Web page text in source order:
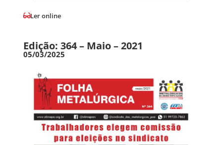
Ler online
Edição: 364 – Maio – 2021
05/03/2025